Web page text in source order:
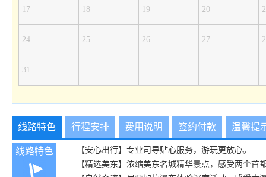
17 18 19 20
24 25 26 27
31
线路特色 行程安排 费用说明 签约付款 温馨提
线路特色
【安心出行】专业司导贴心服务，游玩更放心。
【精选美东】浓缩美东名城精华景点，感受两个首